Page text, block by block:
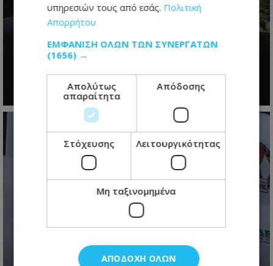
Το restart Χριστοδουλίδη: Η
τελευταία ευκαιρία πριν από τη
μεγάλη πολιτική μάχη του 2028
07.08.2026 - 06:21
Θρίλερ στην ΕΔΕΚ με τις
υπηρεσιών τους από εσάς. Πολιτική
Απορρήτου
ΕΜΦΆΝΙΣΗ ΌΛΩΝ ΤΩΝ ΣΥΝΕΡΓΑΤΏΝ
(1656) →
Απολύτως
απαραίτητα
Απόδοσης
Στόχευσης Λειτουργικότητας
Μη ταξινομημένα
ΑΠΟΔΟΧΉ ΌΛΩΝ